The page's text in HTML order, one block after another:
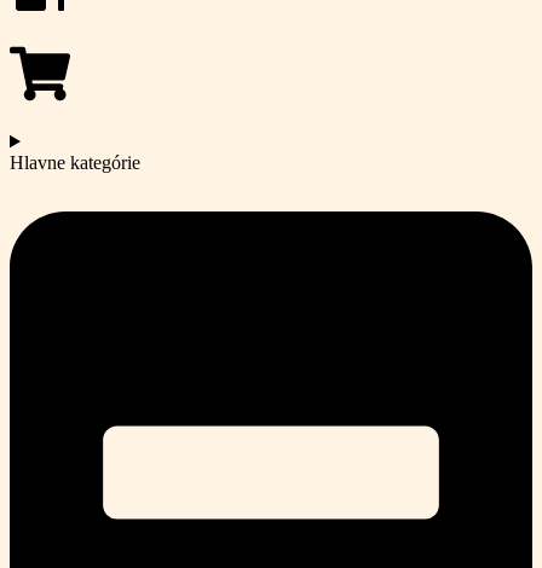
Hlavne kategórie